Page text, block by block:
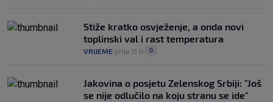
Stiže kratko osvježenje, a onda novi
toplinski val i rast temperatura
VRIJEME prije 11 h 0
Jakovina o posjetu Zelenskog Srbiji: "Još
se nije odlučilo na koju stranu se ide"